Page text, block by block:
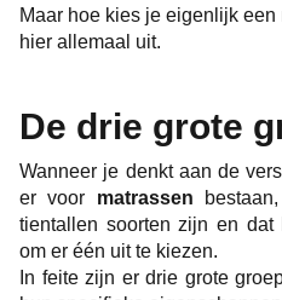
Maar hoe kies je eigenlijk een
hier allemaal uit.
De drie grote
Wanneer je denkt aan de
er voor matrassen
tientallen soorten zijn en
om er één uit te kiezen.
In feite zijn er drie grote